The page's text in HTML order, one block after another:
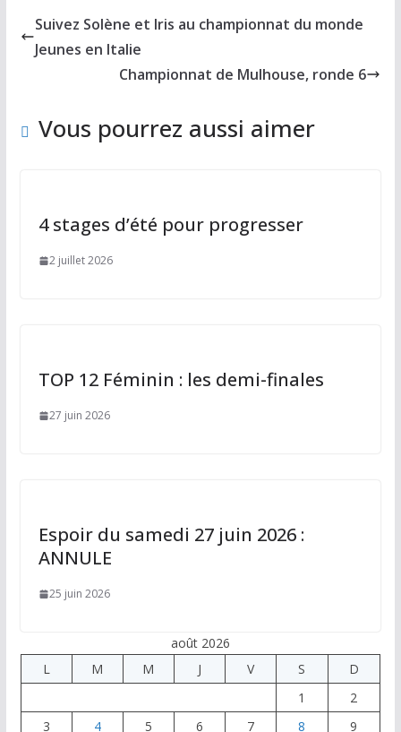
b
o
d
o
n
l g
Suivez Solène et Iris au championnat du monde
Jeunes en Italie
Championnat de Mulhouse, ronde 6
Vous pourrez aussi aimer
4 stages d’été pour progresser
2 juillet 2026
TOP 12 Féminin : les demi-finales
27 juin 2026
Espoir du samedi 27 juin 2026 :
ANNULE
25 juin 2026
août 2026
L
M M J V S
D
1
2
3
4 5 6 7 8 9